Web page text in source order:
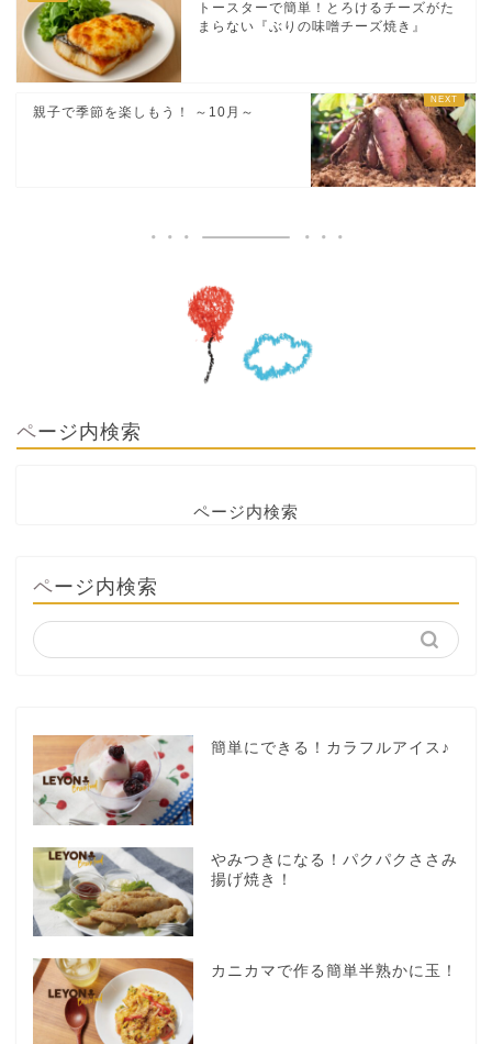
トースターで簡単！とろけるチーズがた
まらない『ぶりの味噌チーズ焼き』
親子で季節を楽しもう！ ～10月～
ページ内検索
ページ内検索
ページ内検索
簡単にできる！カラフルアイス♪
やみつきになる！パクパクささみ
揚げ焼き！
カニカマで作る簡単半熟かに玉！